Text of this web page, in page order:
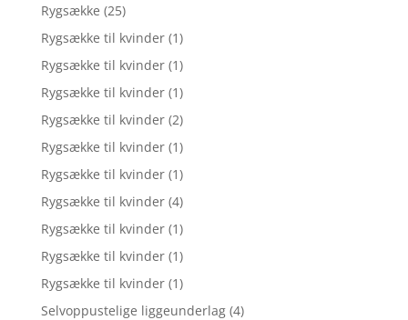
Rygsække (25)
Rygsække til kvinder (1)
Rygsække til kvinder (1)
Rygsække til kvinder (1)
Rygsække til kvinder (2)
Rygsække til kvinder (1)
Rygsække til kvinder (1)
Rygsække til kvinder (4)
Rygsække til kvinder (1)
Rygsække til kvinder (1)
Rygsække til kvinder (1)
Selvoppustelige liggeunderlag (4)